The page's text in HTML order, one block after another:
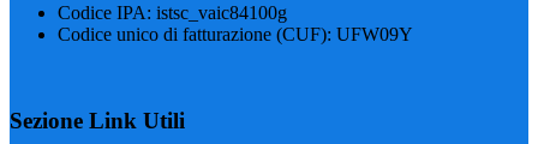
Codice IPA: istsc_vaic84100g
Codice unico di fatturazione (CUF): UFW09Y
Sezione Link Utili